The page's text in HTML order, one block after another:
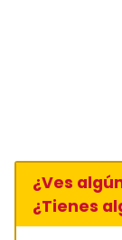
¿Ves
¿Tienes